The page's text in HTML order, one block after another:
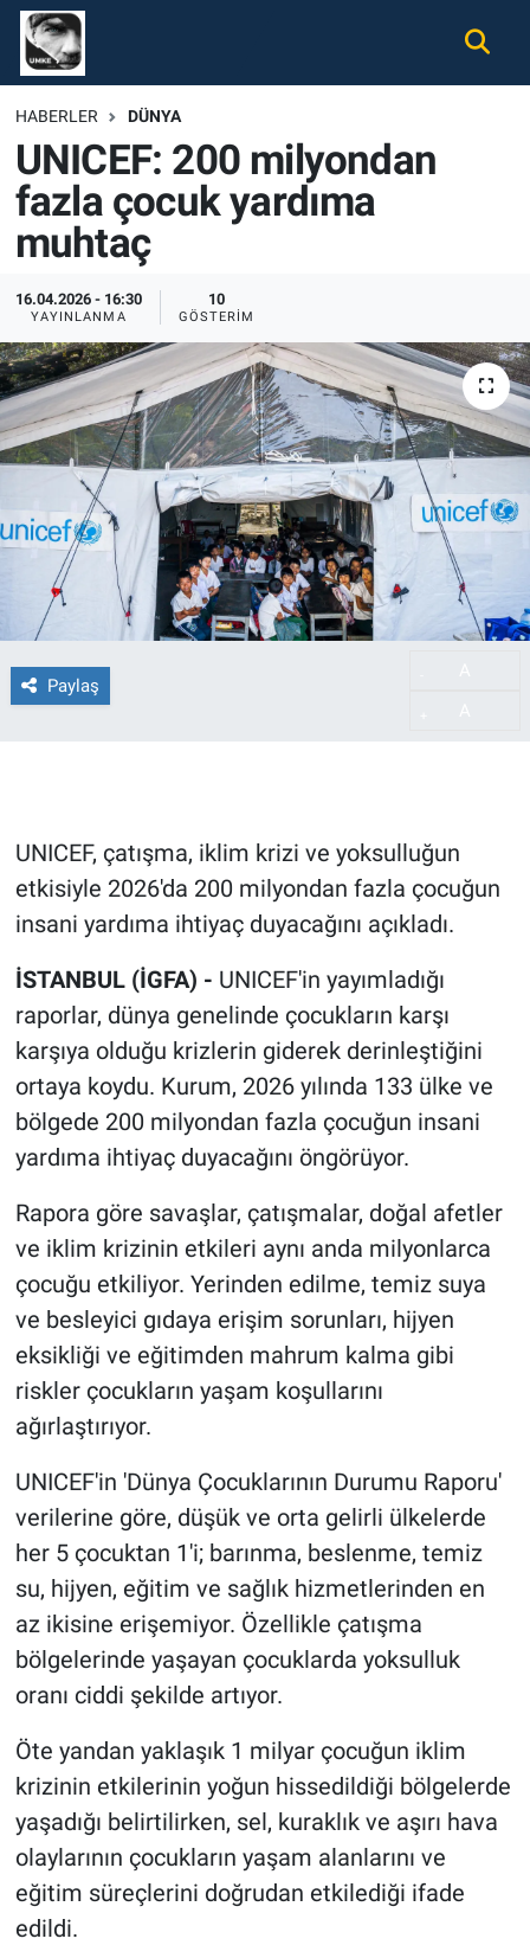
HABERLER DÜNYA
UNICEF: 200 milyondan
fazla çocuk yardıma
muhtaç
16.04.2026 - 16:30
YAYINLANMA
10
GÖSTERIM
Paylaş
UNICEF, çatışma, iklim krizi ve yoksulluğun
etkisiyle 2026'da 200 milyondan fazla çocuğun
insani yardıma ihtiyaç duyacağını açıkladı.
İSTANBUL (İGFA) - UNICEF'in yayımladığı
raporlar, dünya genelinde çocukların karşı
karşıya olduğu krizlerin giderek derinleştiğini
ortaya koydu. Kurum, 2026 yılında 133 ülke ve
bölgede 200 milyondan fazla çocuğun insani
yardıma ihtiyaç duyacağını öngörüyor.
Rapora göre savaşlar, çatışmalar, doğal afetler
ve iklim krizinin etkileri aynı anda milyonlarca
çocuğu etkiliyor. Yerinden edilme, temiz suya
ve besleyici gıdaya erişim sorunları, hijyen
eksikliği ve eğitimden mahrum kalma gibi
riskler çocukların yaşam koşullarını
ağırlaştırıyor.
UNICEF'in 'Dünya Çocuklarının Durumu Raporu'
verilerine göre, düşük ve orta gelirli ülkelerde
her 5 çocuktan 1'i; barınma, beslenme, temiz
su, hijyen, eğitim ve sağlık hizmetlerinden en
az ikisine erişemiyor. Özellikle çatışma
bölgelerinde yaşayan çocuklarda yoksulluk
oranı ciddi şekilde artıyor.
Öte yandan yaklaşık 1 milyar çocuğun iklim
krizinin etkilerinin yoğun hissedildiği bölgelerde
yaşadığı belirtilirken, sel, kuraklık ve aşırı hava
olaylarının çocukların yaşam alanlarını ve
eğitim süreçlerini doğrudan etkilediği ifade
edildi.
Gündem
Ekonomi
Spor
Magazin
Tüm Haberler
İletişim
Künye
Nöbetçi Eczaneler
Hava Durumu
Namaz Vakitleri
Trafik Durumu
Süper Lig Puan Durumu ve Fikstür
Tüm Manşetler
Son Dakika Haberleri
Haber Arşivi